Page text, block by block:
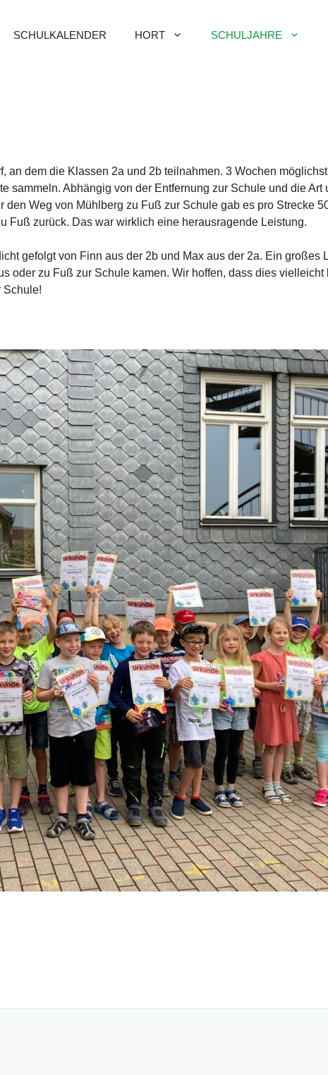
SCHULKALENDER HORT SCHULJAHRE
dem die Klassen 2a und 2b teilnahmen. 3 Wochen
sammeln. Abhängig von der Entfernung zur Schule und die Art
Weg von Mühlberg zu Fuß zur Schule gab es pro Strecke
Fuß zurück. Das war wirklich eine herausragende Leistung.
gefolgt von Finn aus der 2b und Max aus der 2a. Ein großes
oder zu Fuß zur Schule kamen. Wir hoffen, dass dies
Schule!